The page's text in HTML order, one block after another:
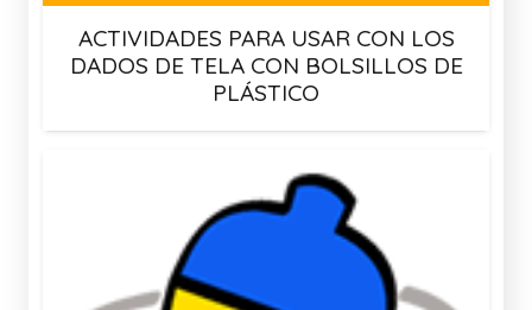
ACTIVIDADES PARA USAR CON LOS
DADOS DE TELA CON BOLSILLOS DE
PLÁSTICO